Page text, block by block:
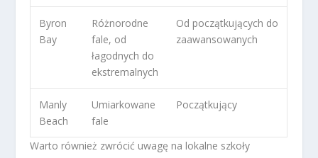
Byron
Bay
Różnorodne
fale, od
łagodnych do
ekstremalnych
Od początkujących do
zaawansowanych
Manly
Beach
Umiarkowane
fale
Początkujący
Warto również zwrócić uwagę na lokalne szkoły